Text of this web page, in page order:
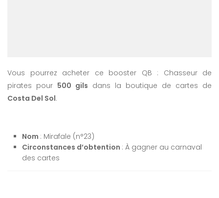
Vous pourrez acheter ce booster QB : Chasseur de
pirates pour 500 gils dans la boutique de cartes de
Costa Del Sol.
Nom : Mirafale (n°23)
Circonstances d’obtention : À gagner au carnaval
des cartes